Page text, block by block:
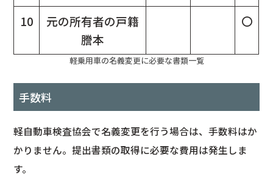
10
元の所有者の戸籍
謄本
〇
軽乗用車の名義変更に必要な書類一覧
手数料
軽自動車検査協会で名義変更を行う場合は、手数料はか
かりません。提出書類の取得に必要な費用は発生しま
す。